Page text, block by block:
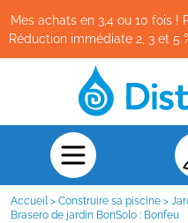
Mes achats en 3,4 ou 10 fois !
Réduction immédiate 2, 3 et 5
Accueil > Construire sa piscine >
Brasero de jardin BonSolo : Bonfeu